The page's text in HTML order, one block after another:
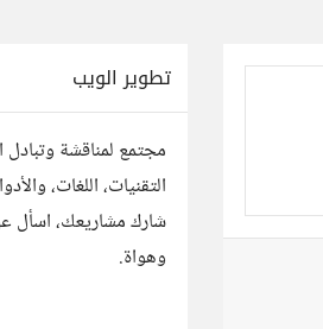
تطوير الويب
مجتمع لمناقشة
التقنيات، اللغات،
شارك مشاريعك، اسأل
وهواة.